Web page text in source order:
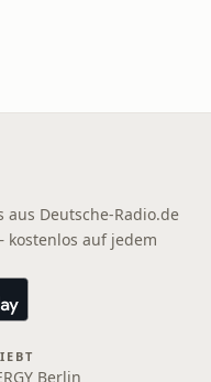
aus Deutsche-Radio.de
auf jedem
Berlin